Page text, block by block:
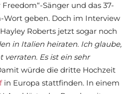
Sänger und das 37-
Wort geben. Doch im Interview
Roberts jetzt sogar noch
in Italien heiraten. Ich glaube,
verraten. Es ist ein sehr
würde die dritte Hochzeit
in Europa stattfinden. In einem